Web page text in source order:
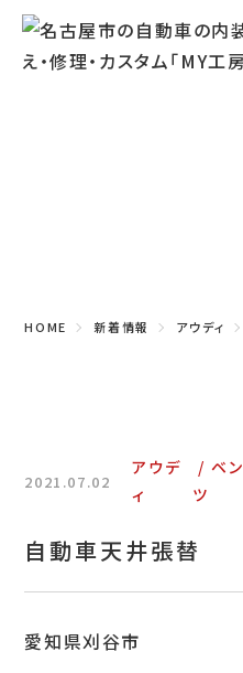
お問い合わせ
特定商取引表示
HOME 新着情報 アウディ
2021.07.02
アウデ
ィ
ベン
ツ
自動車天井張替
愛知県刈谷市